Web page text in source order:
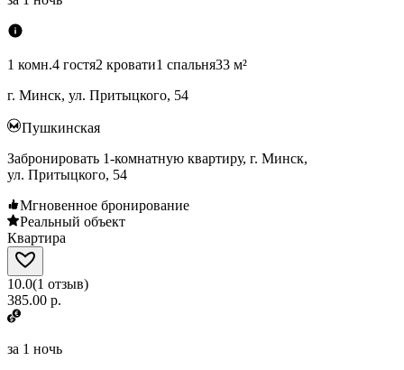
1 комн.4 гостя2 кровати1 спальня33 м²
г. Минск, ул. Притыцкого, 54
Пушкинская
Забронировать 1-комнатную квартиру, г. Минск,
ул. Притыцкого, 54
Мгновенное бронирование
Реальный объект
Квартира
10.0(1 отзыв)
385.00 р.
за 1 ночь